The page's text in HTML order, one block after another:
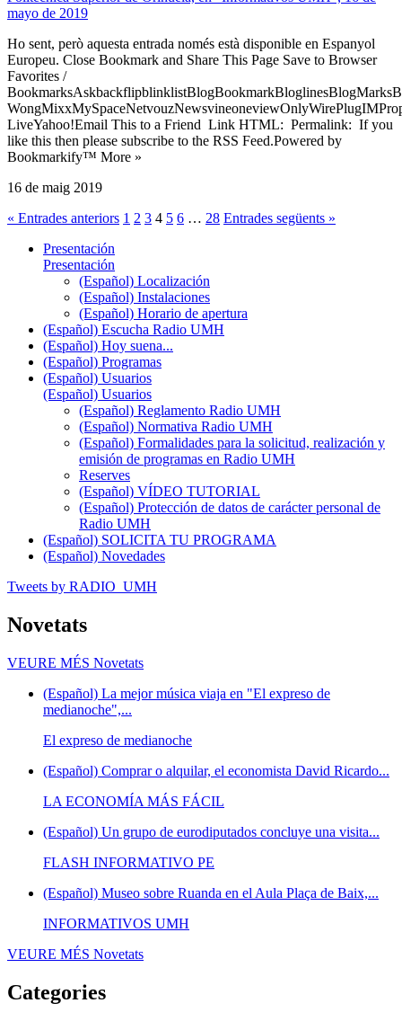
mayo de 2019
Ho sent, però aquesta entrada només està disponible en Espanyol
Europeu. Close Bookmark and Share This Page Save to Browser
Favorites /
LiveYahoo!Email This to a Friend Link HTML: Permalink: If you
like this then please subscribe to the RSS Feed.Powered by
Bookmarkify™ More »
16 de maig 2019
« Entrades anteriors 1 2 3 4 5 6 … 28 Entrades següents »
Presentación
Presentación
(Español) Localización
(Español) Instalaciones
(Español) Horario de apertura
(Español) Escucha Radio UMH
(Español) Hoy suena...
(Español) Programas
(Español) Usuarios
(Español) Usuarios
(Español) Reglamento Radio UMH
(Español) Normativa Radio UMH
(Español) Formalidades para la solicitud, realización y
emisión de programas en Radio UMH
Reserves
(Español) VÍDEO TUTORIAL
(Español) Protección de datos de carácter personal de
Radio UMH
(Español) SOLICITA TU PROGRAMA
(Español) Novedades
Tweets by RADIO_UMH
Novetats
VEURE MÉS Novetats
(Español) La mejor música viaja en "El expreso de
medianoche",...
El expreso de medianoche
(Español) Comprar o alquilar, el economista David Ricardo...
LA ECONOMÍA MÁS FÁCIL
(Español) Un grupo de eurodiputados concluye una visita...
FLASH INFORMATIVO PE
(Español) Museo sobre Ruanda en el Aula Plaça de Baix,...
INFORMATIVOS UMH
VEURE MÉS Novetats
Categories